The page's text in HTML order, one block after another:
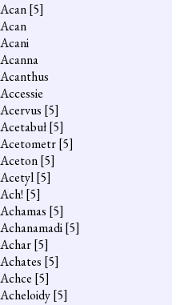
Acan[5]
Acan
Acani
Acanna
Acanthus
Accessie
Acervus [5]
Acetabuł[5]
Acetometr[5]
Aceton[5]
Acetyl[5]
Ach! [5]
Achamas [5]
Achanamadi[5]
Achar[5]
Achates [5]
Achce [5]
Acheloidy[5]